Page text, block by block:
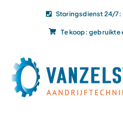
Storingsdienst 24/7:
Te koop: